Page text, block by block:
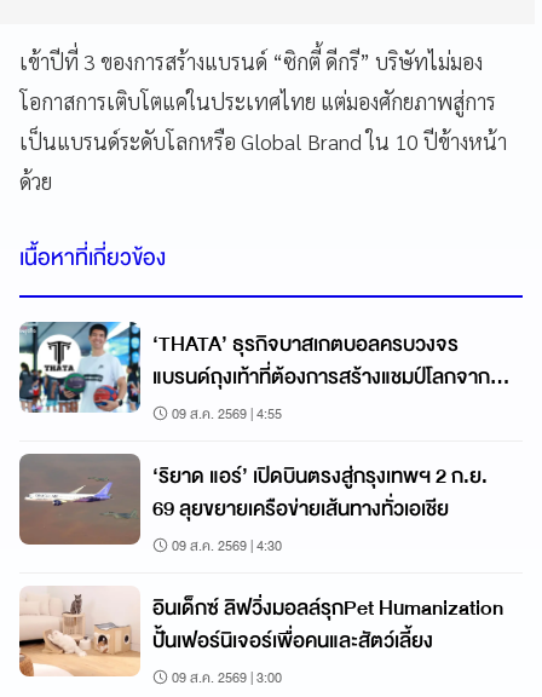
เข้าปีที่ 3 ของการสร้างแบรนด์ “ซิกตี้ ดีกรี” บริษัทไม่มอง
โอกาสการเติบโตแค่ในประเทศไทย แต่มองศักยภาพสู่การ
เป็นแบรนด์ระดับโลกหรือ Global Brand ใน 10 ปีข้างหน้า
ด้วย
เนื้อหาที่เกี่ยวข้อง
‘THATA’ ธุรกิจบาสเกตบอลครบวงจร
แบรนด์ถุงเท้าที่ต้องการสร้างแชมป์โลกจาก
ชลบุรี
09 ส.ค. 2569 | 4:55
‘ริยาด แอร์’ เปิดบินตรงสู่กรุงเทพฯ 2 ก.ย.
69 ลุยขยายเครือข่ายเส้นทางทั่วเอเชีย
09 ส.ค. 2569 | 4:30
อินเด็กซ์ ลิฟวิ่งมอลล์รุกPet Humanization
ปั้นเฟอร์นิเจอร์เพื่อคนและสัตว์เลี้ยง
09 ส.ค. 2569 | 3:00